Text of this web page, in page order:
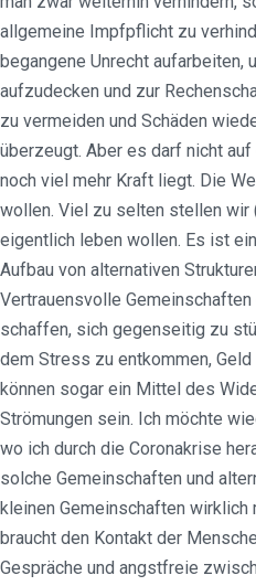
allgemeine Impfpflicht zu
begangene Unrecht aufarbeiten,
aufzudecken und zur
zu vermeiden und Schäden
überzeugt. Aber es darf nicht
noch viel mehr Kraft liegt. Die
wollen. Viel zu selten stellen wir
eigentlich leben wollen. Es ist
Aufbau von alternativen
Vertrauensvolle
schaffen, sich gegenseitig zu
dem Stress zu entkommen,
können sogar ein Mittel des
Strömungen sein. Ich möchte
wo ich durch die Coronakrise
solche Gemeinschaften und
kleinen Gemeinschaften wirklich
braucht den Kontakt der
Gespräche und angstfreie